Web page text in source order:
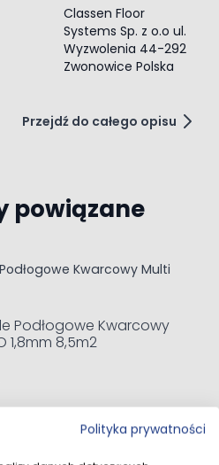
podłogowym
Classen Floor
Systems Sp. z o.o ul.
Wyzwolenia 44-292
Zwonowice Polska
Przejdź do całego opisu
powiązane
Podłogowe Kwarcowy
1,8mm 8,5m2
do koszyka
Polityka prywatności